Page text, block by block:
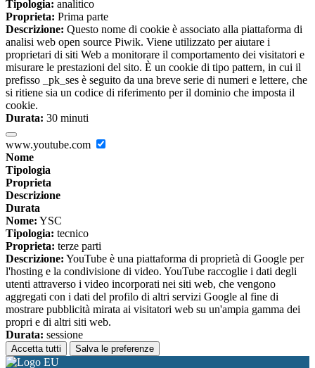
Tipologia: analitico
Proprieta: Prima parte
Descrizione: Questo nome di cookie è associato alla piattaforma di
analisi web open source Piwik. Viene utilizzato per aiutare i
proprietari di siti Web a monitorare il comportamento dei visitatori e
misurare le prestazioni del sito. È un cookie di tipo pattern, in cui il
prefisso _pk_ses è seguito da una breve serie di numeri e lettere, che
si ritiene sia un codice di riferimento per il dominio che imposta il
cookie.
Durata: 30 minuti
www.youtube.com
Nome
Tipologia
Proprieta
Descrizione
Durata
Nome: YSC
Tipologia: tecnico
Proprieta: terze parti
Descrizione: YouTube è una piattaforma di proprietà di Google per
l'hosting e la condivisione di video. YouTube raccoglie i dati degli
utenti attraverso i video incorporati nei siti web, che vengono
aggregati con i dati del profilo di altri servizi Google al fine di
mostrare pubblicità mirata ai visitatori web su un'ampia gamma dei
propri e di altri siti web.
Durata: sessione
Accetta tutti Salva le preferenze